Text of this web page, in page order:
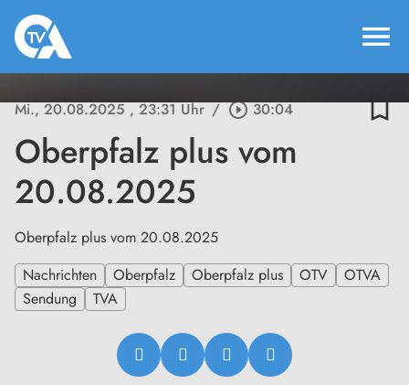
menu
Mi., 20.08.2025, 23:31 Uhr / play_circle_outline30:04 bookmark_border
Oberpfalz plus vom
20.08.2025
Oberpfalz plus vom 20.08.2025
Nachrichten
Oberpfalz Oberpfalz plus OTV
OTVA
Sendung
TVA